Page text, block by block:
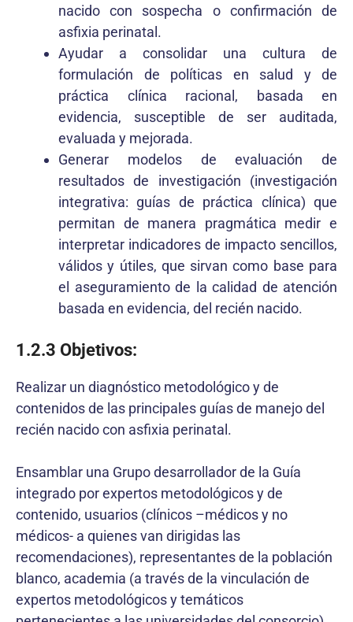
nacido con sospecha o confirmación de
asfixia perinatal.
Ayudar a consolidar una cultura de
formulación de políticas en salud y de
práctica clínica racional, basada en
evidencia, susceptible de ser auditada,
evaluada y mejorada.
Generar modelos de evaluación de
resultados de investigación (investigación
integrativa: guías de práctica clínica) que
permitan de manera pragmática medir e
interpretar indicadores de impacto sencillos,
válidos y útiles, que sirvan como base para
el aseguramiento de la calidad de atención
basada en evidencia, del recién nacido.
1.2.3 Objetivos:
Realizar un diagnóstico metodológico y de
contenidos de las principales guías de manejo del
recién nacido con asfixia perinatal.
Ensamblar una Grupo desarrollador de la Guía
integrado por expertos metodológicos y de
contenido, usuarios (clínicos –médicos y no
médicos- a quienes van dirigidas las
recomendaciones), representantes de la población
blanco, academia (a través de la vinculación de
expertos metodológicos y temáticos